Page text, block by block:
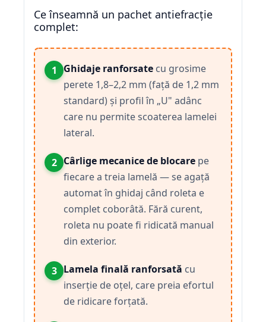
Ce înseamnă un pachet antiefracție
complet:
1 Ghidaje ranforsate cu grosime
perete 1,8–2,2 mm (față de 1,2 mm
standard) și profil în „U" adânc
care nu permite scoaterea lamelei
lateral.
2 Cârlige mecanice de blocare pe
fiecare a treia lamelă — se agață
automat în ghidaj când roleta e
complet coborâtă. Fără curent,
roleta nu poate fi ridicată manual
din exterior.
3 Lamela finală ranforsată cu
inserție de oțel, care preia efortul
de ridicare forțată.